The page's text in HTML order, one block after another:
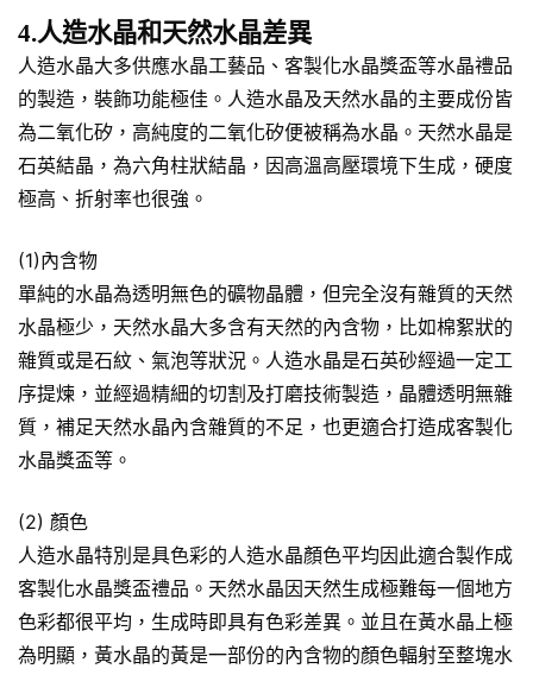
4.人造水晶和天然水晶差異
人造水晶大多供應水晶工藝品、客製化水晶獎盃等水晶禮品
的製造，裝飾功能極佳。人造水晶及天然水晶的主要成份皆
為二氧化矽，高純度的二氧化矽便被稱為水晶。天然水晶是
石英結晶，為六角柱狀結晶，因高溫高壓環境下生成，硬度
極高、折射率也很強。
(1)內含物
單純的水晶為透明無色的礦物晶體，但完全沒有雜質的天然
水晶極少，天然水晶大多含有天然的內含物，比如棉絮狀的
雜質或是石紋、氣泡等狀況。人造水晶是石英砂經過一定工
序提煉，並經過精細的切割及打磨技術製造，晶體透明無雜
質，補足天然水晶內含雜質的不足，也更適合打造成客製化
水晶獎盃等。
(2) 顏色
人造水晶特別是具色彩的人造水晶顏色平均因此適合製作成
客製化水晶獎盃禮品。天然水晶因天然生成極難每一個地方
色彩都很平均，生成時即具有色彩差異。並且在黃水晶上極
為明顯，黃水晶的黃是一部份的內含物的顏色輻射至整塊水